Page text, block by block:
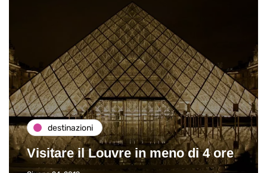
destinazioni
Visitare il Louvre in meno di 4 ore